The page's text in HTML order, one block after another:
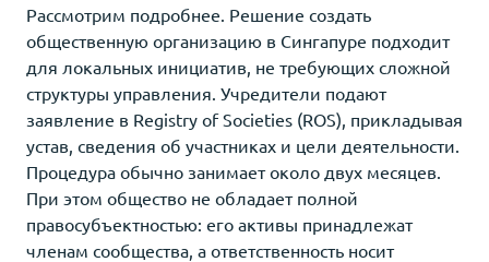
Рассмотрим подробнее. Решение создать
общественную организацию в Сингапуре подходит
для локальных инициатив, не требующих сложной
структуры управления. Учредители подают
заявление в Registry of Societies (ROS), прикладывая
устав, сведения об участниках и цели деятельности.
Процедура обычно занимает около двух месяцев.
При этом общество не обладает полной
правосубъектностью: его активы принадлежат
членам сообщества, а ответственность носит